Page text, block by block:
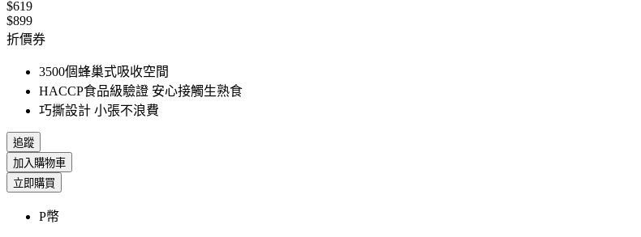
$619
$899
折價券
3500個蜂巢式吸收空間
HACCP食品級驗證 安心接觸生熟食
巧撕設計 小張不浪費
追蹤
加入購物車
立即購買
P幣